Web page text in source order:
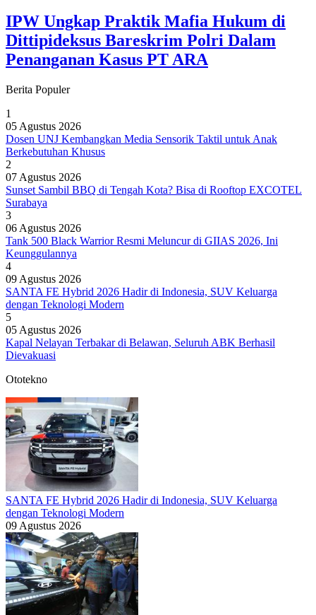
IPW Ungkap Praktik Mafia Hukum di
Dittipideksus Bareskrim Polri Dalam
Penanganan Kasus PT ARA
Berita Populer
1
05 Agustus 2026
Dosen UNJ Kembangkan Media Sensorik Taktil untuk Anak
Berkebutuhan Khusus
2
07 Agustus 2026
Sunset Sambil BBQ di Tengah Kota? Bisa di Rooftop EXCOTEL
Surabaya
3
06 Agustus 2026
Tank 500 Black Warrior Resmi Meluncur di GIIAS 2026, Ini
Keunggulannya
4
09 Agustus 2026
SANTA FE Hybrid 2026 Hadir di Indonesia, SUV Keluarga
dengan Teknologi Modern
5
05 Agustus 2026
Kapal Nelayan Terbakar di Belawan, Seluruh ABK Berhasil
Dievakuasi
Ototekno
SANTA FE Hybrid 2026 Hadir di Indonesia, SUV Keluarga
dengan Teknologi Modern
09 Agustus 2026